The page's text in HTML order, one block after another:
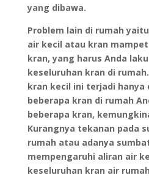
yang dibawa.
Problem lain di rumah
air kecil atau kran
kran, yang harus Anda
keseluruhan kran di
kran kecil ini terjadi hanya
beberapa kran di rumah
beberapa kran,
Kurangnya tekanan pada
rumah atau adanya
mempengaruhi aliran air
keseluruhan kran air